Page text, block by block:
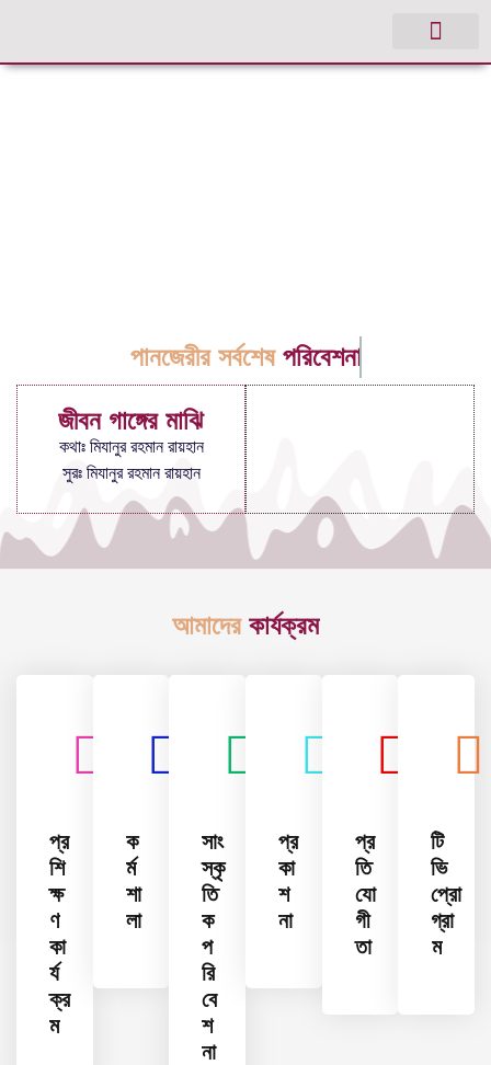
পানজেরীর সর্বশেষ পরিবেশনা
জীবন গাঙ্গের মাঝি
কথাঃ মিযানুর রহমান রায়হান
সুরঃ মিযানুর রহমান রায়হান
আমাদের কার্যক্রম
প্র
শি
ক্ষ
ণ
কা
র্য
ক্র
ম
ক
র্ম
শা
লা
সাং
স্কৃ
তি
ক
প
রি
বে
শ
না
প্র
কা
শ
না
প্র
তি
যো
গী
তা
টি
ভি
প্রো
গ্রা
ম